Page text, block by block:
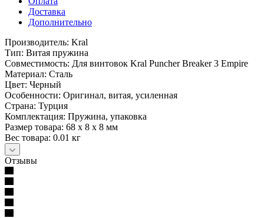
Доставка
Дополнительно
Производитель: Kral
Тип: Витая пружина
Совместимость: Для винтовок Kral Puncher Breaker 3 Empire
Материал: Сталь
Цвет: Черный
Особенности: Оригинал, витая, усиленная
Страна: Турция
Комплектация: Пружина, упаковка
Размер товара: 68 x 8 x 8 мм
Вес товара: 0.01 кг
Отзывы